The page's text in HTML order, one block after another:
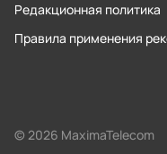
Редакционная политика
Правила применения
© 2026 MaximaTelecom